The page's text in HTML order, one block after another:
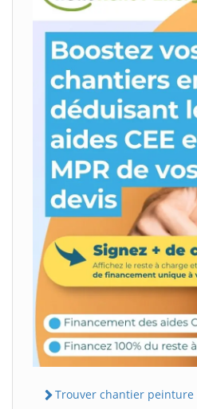
Trouver chantier peinture